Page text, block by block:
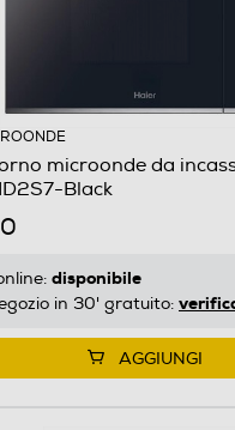
microonde da
Black
disponibile
in 30' gratuito:
AGGIUNGI